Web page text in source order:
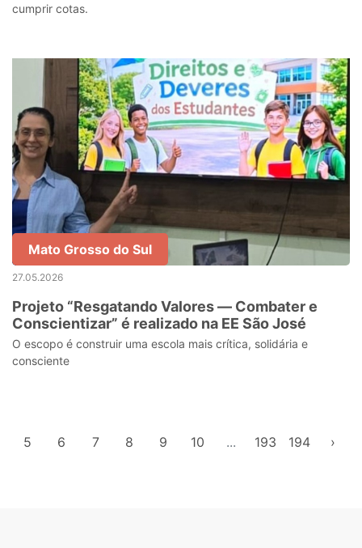
cumprir cotas.
Mato Grosso do Sul
27.05.2026
Projeto “Resgatando Valores — Combater e
Conscientizar” é realizado na EE São José
O escopo é construir uma escola mais crítica, solidária e
consciente
5 6 7 8 9 10 ... 193 194 ›